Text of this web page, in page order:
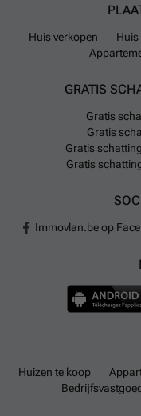
Huis verkopen Huis
GRATIS
Gratis
Gratis
Gratis
Gratis
Immovlan.be op
Huizen te koop